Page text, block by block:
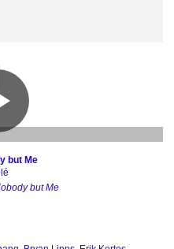
but Me
but Me